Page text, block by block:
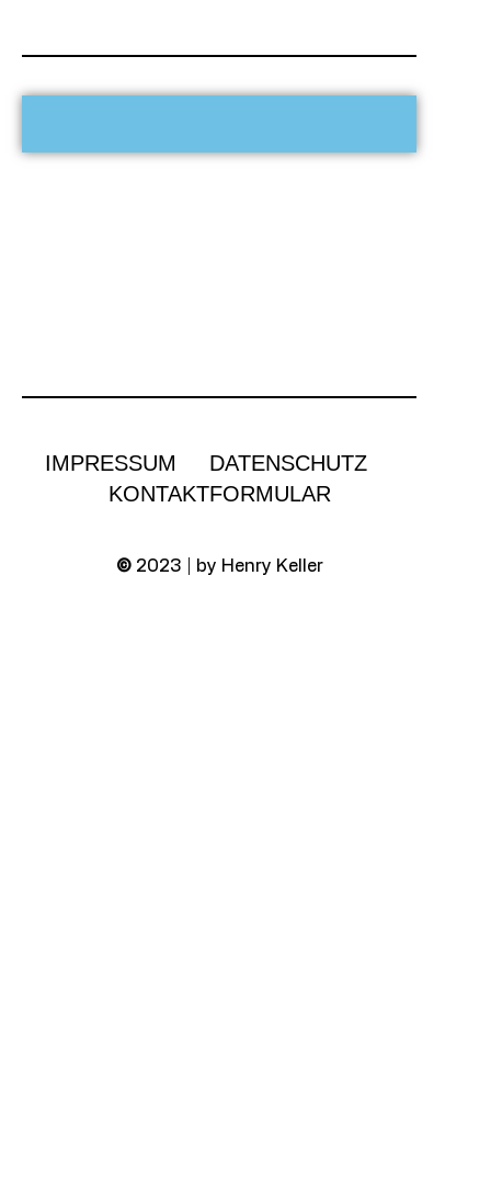
IMPRESSUM
DATENSCHUTZ
KONTAKTFORMULAR
©2023 | by Henry Keller